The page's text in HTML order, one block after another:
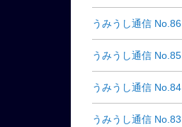
うみうし通信 No.86
うみうし通信 No.85
うみうし通信 No.84
うみうし通信 No.83